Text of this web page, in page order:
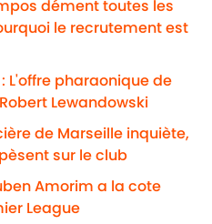
dément toutes les
le recrutement est
L'offre pharaonique de
Lewandowski
de Marseille inquiète,
sur le club
Amorim a la cote
League